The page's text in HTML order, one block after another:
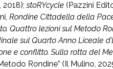
2018);stoRYcycle (Pazzini
Rondine Cittadella della
Quattro lezioni sul Metodo
sul Quarto Anno Liceale
e conflitto. Sulla rotta del
Rondine” (Il Mulino,